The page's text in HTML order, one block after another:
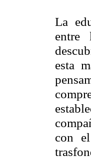
La
entre
esta
con